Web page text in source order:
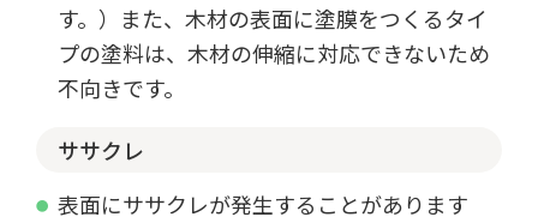
す。）また、木材の表面に塗膜をつくるタイ
プの塗料は、木材の伸縮に対応できないため
不向きです。
ササクレ
表面にササクレが発生することがあります